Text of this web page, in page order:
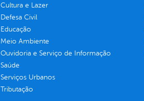
Cultura e Lazer
Defesa Civil
Educação
Meio Ambiente
Ouvidoria e Serviço de Informação
Saúde
Serviços Urbanos
Tributação